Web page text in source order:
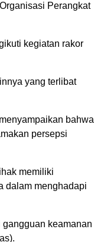
Perangkat
kegiatan rakor
yang terlibat
bahwa
persepsi
memiliki
dalam menghadapi
keamanan